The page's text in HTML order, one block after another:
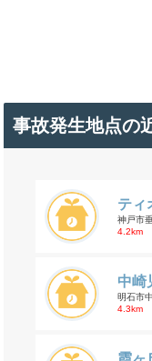
事故発生地点の
ティ
神戸市
4.2km
中崎
明石市
4.3km